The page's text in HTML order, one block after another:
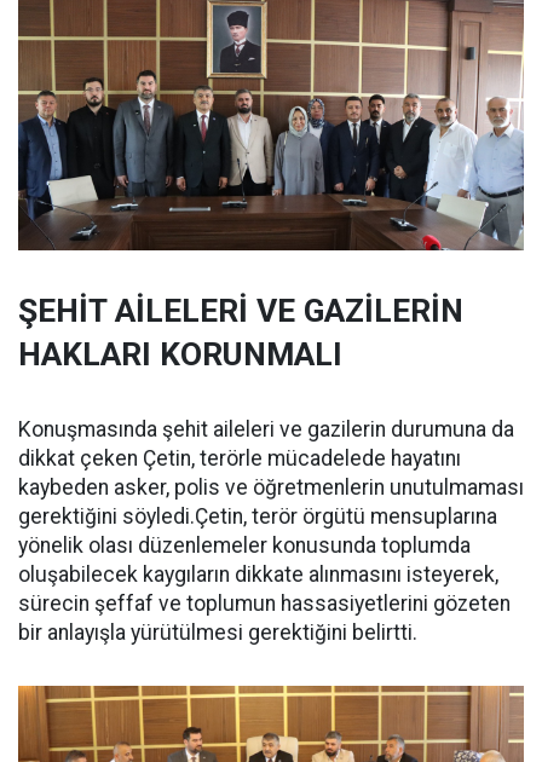
ŞEHİT AİLELERİ VE GAZİLERİN
HAKLARI KORUNMALI
Konuşmasında şehit aileleri ve gazilerin durumuna da
dikkat çeken Çetin, terörle mücadelede hayatını
kaybeden asker, polis ve öğretmenlerin unutulmaması
gerektiğini söyledi.Çetin, terör örgütü mensuplarına
yönelik olası düzenlemeler konusunda toplumda
oluşabilecek kaygıların dikkate alınmasını isteyerek,
sürecin şeffaf ve toplumun hassasiyetlerini gözeten
bir anlayışla yürütülmesi gerektiğini belirtti.